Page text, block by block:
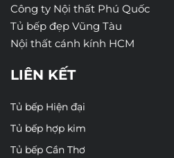
Công ty Nội thất Phú Quốc
Tủ bếp đẹp Vũng Tàu
Nội thất cánh kính HCM
LIÊN KẾT
Tủ bếp Hiện đại
Tủ bếp hợp kim
Tủ bếp Cần Thơ